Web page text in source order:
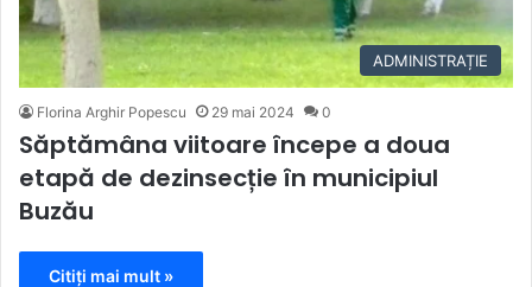
ADMINISTRAȚIE
Florina Arghir Popescu 29 mai 2024 0
Săptămâna viitoare începe a doua
etapă de dezinsecție în municipiul
Buzău
Citiți mai mult »